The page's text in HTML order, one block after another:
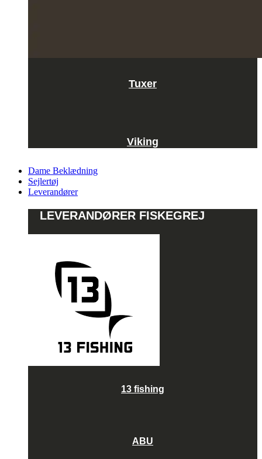
Tuxer
Viking
Dame Beklædning
Sejlertøj
Leverandører
LEVERANDØRER FISKEGREJ
13 fishing
ABU